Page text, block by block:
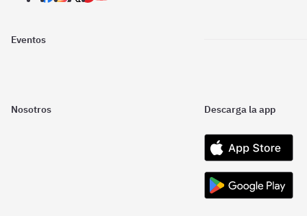
Eventos
Nosotros Descarga la app